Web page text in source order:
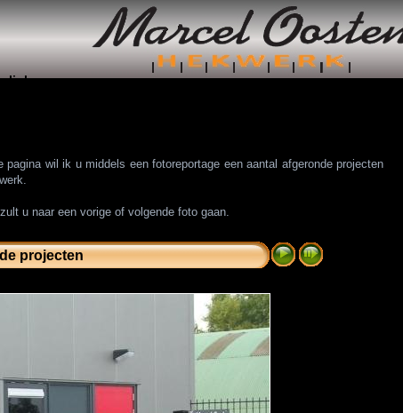
links
wil ik u middels een fotoreportage een aantal afgeronde projecten
u naar een vorige of volgende foto gaan.
projecten